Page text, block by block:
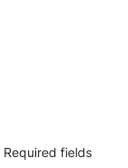
Required fields